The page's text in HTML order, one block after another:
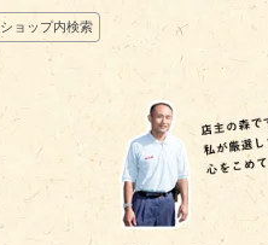
ショップ内検索